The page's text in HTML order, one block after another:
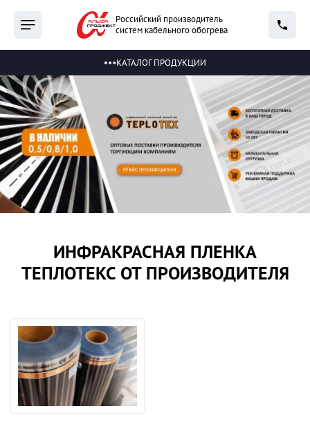
Российский производитель
систем кабельного обогрева
КАТАЛОГ ПРОДУКЦИИ
ИНФРАКРАСНАЯ ПЛЕНКА
ТЕПЛОТЕКС ОТ ПРОИЗВОДИТЕЛЯ